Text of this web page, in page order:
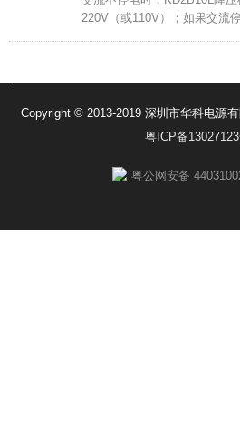
220V（或110V）；如果交流
Copyright © 2013-2019 深圳市华科电源
粤ICP备
粤公网安备